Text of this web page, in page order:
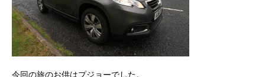
今回の旅のお供はプジョーでした。